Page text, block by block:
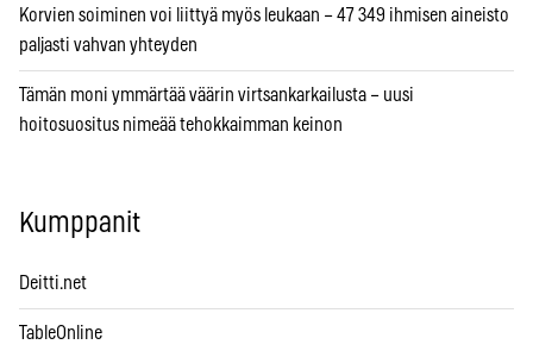
Korvien soiminen voi liittyä myös leukaan – 47 349 ihmisen aineisto
paljasti vahvan yhteyden
Tämän moni ymmärtää väärin virtsankarkailusta – uusi
hoitosuositus nimeää tehokkaimman keinon
Kumppanit
Deitti.net
TableOnline